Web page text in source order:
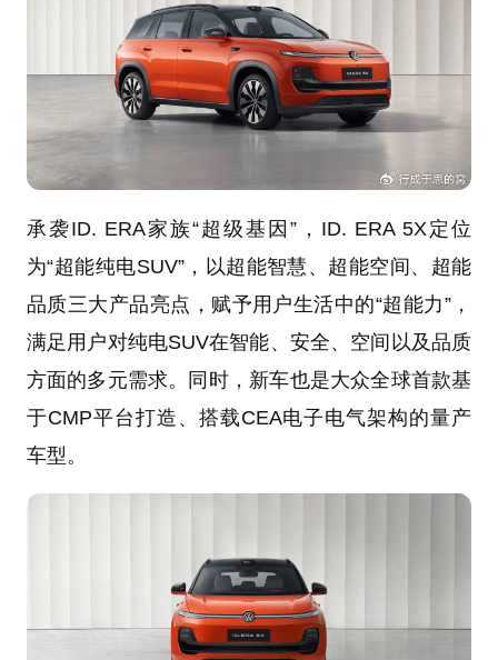
承袭ID. ERA家族“超级基因”，ID. ERA 5X定位
为“超能纯电SUV”，以超能智慧、超能空间、超能
品质三大产品亮点，赋予用户生活中的“超能力”，
满足用户对纯电SUV在智能、安全、空间以及品质
方面的多元需求。同时，新车也是大众全球首款基
于CMP平台打造、搭载CEA电子电气架构的量产
车型。